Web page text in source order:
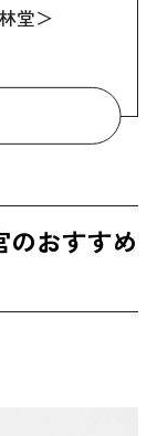
堂＞
【お菓子・スイーツ以外】宇都宮のおすすめ定番人気お土産
ん＞
8. ろまんちっく村 ブルワリー オールスター ＜ろまんちっく村 ブルワリー＞
気お土産
＞
のおすすめ